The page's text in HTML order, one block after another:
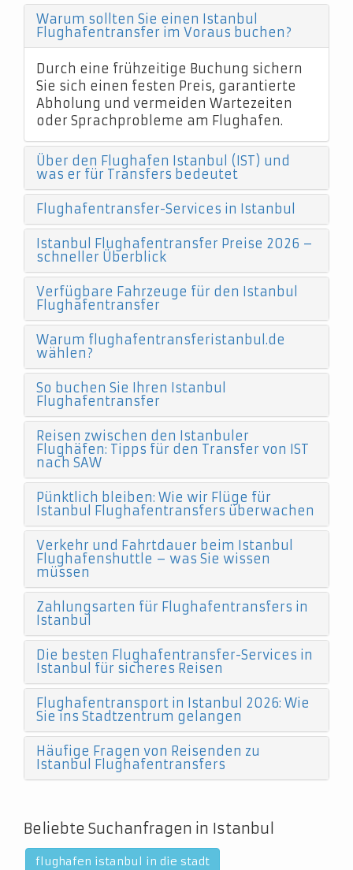
Warum sollten Sie einen Istanbul
Flughafentransfer im Voraus buchen?
Durch eine frühzeitige Buchung sichern
Sie sich einen festen Preis, garantierte
Abholung und vermeiden Wartezeiten
oder Sprachprobleme am Flughafen.
Über den Flughafen Istanbul (IST) und
was er für Transfers bedeutet
Flughafentransfer-Services in Istanbul
Istanbul Flughafentransfer Preise 2026 –
schneller Überblick
Verfügbare Fahrzeuge für den Istanbul
Flughafentransfer
Warum flughafentransferistanbul.de
wählen?
So buchen Sie Ihren Istanbul
Flughafentransfer
Reisen zwischen den Istanbuler
Flughäfen: Tipps für den Transfer von IST
nach SAW
Pünktlich bleiben: Wie wir Flüge für
Istanbul Flughafentransfers überwachen
Verkehr und Fahrtdauer beim Istanbul
Flughafenshuttle – was Sie wissen
müssen
Zahlungsarten für Flughafentransfers in
Istanbul
Die besten Flughafentransfer-Services in
Istanbul für sicheres Reisen
Flughafentransport in Istanbul 2026: Wie
Sie ins Stadtzentrum gelangen
Häufige Fragen von Reisenden zu
Istanbul Flughafentransfers
Beliebte Suchanfragen in Istanbul
flughafen istanbul in die stadt